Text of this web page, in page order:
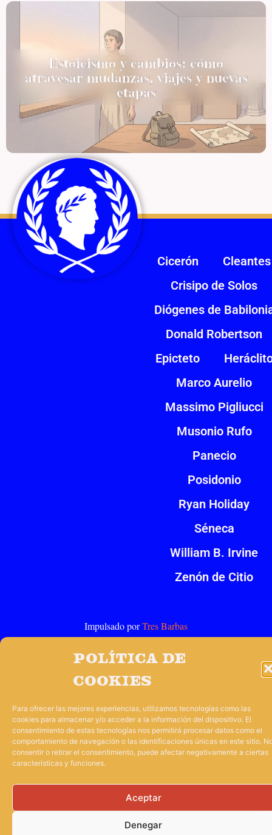
Política de
cookies
Para ofrecer las mejores experiencias, utilizamos tecnologías como las
cookies para almacenar y/o acceder a la información del dispositivo. El
consentimiento de estas tecnologías nos permitirá procesar datos como el
comportamiento de navegación o las identificaciones únicas en este sitio.
consentir o retirar el consentimiento, puede afectar negativamente a ciertas
características y funciones.
Aceptar
Denegar
Estoicismo y cambios: cómo
atravesar mudanzas, viajes y nuevas
etapas
Cicerón
Cleantes
Crisipo de Solos
Diógenes de
Donald Robertson
Epicteto
Marco Aurelio
Massimo Pigliucci
Musonio Rufo
Panecio
Posidonio
Ryan Holiday
Séneca
William B. Irvine
Zenón de Citio
Impulsado porTres Barbas